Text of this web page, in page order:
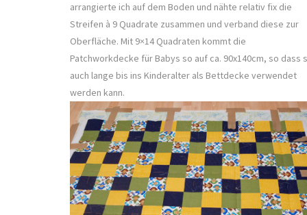
arrangierte ich auf dem Boden und nähte relativ fix die
Streifen à 9 Quadrate zusammen und verband diese zur
Oberfläche. Mit 9×14 Quadraten kommt die
Patchworkdecke für Babys so auf ca. 90x140cm, so dass
auch lange bis ins Kinderalter als Bettdecke verwendet
werden kann.